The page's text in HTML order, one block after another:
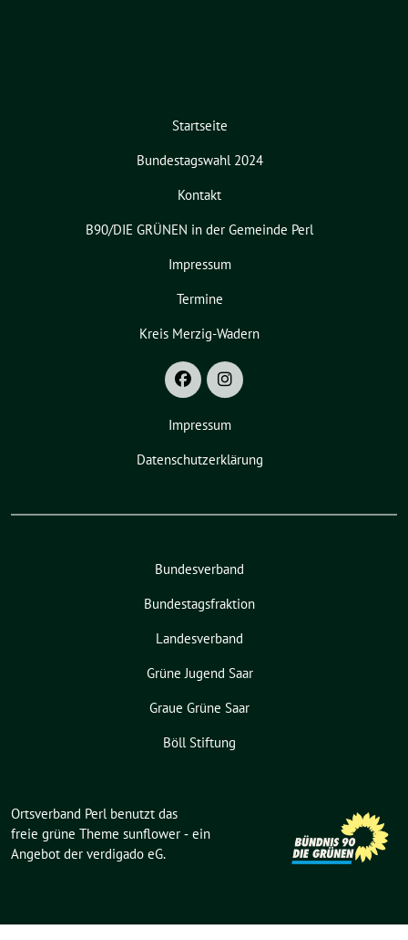
Startseite
Bundestagswahl 2024
Kontakt
B90/DIE GRÜNEN in der Gemeinde Perl
Impressum
Termine
Kreis Merzig-Wadern
Impressum
Datenschutzerklärung
Bundesverband
Bundestagsfraktion
Landesverband
Grüne Jugend Saar
Graue Grüne Saar
Böll Stiftung
Ortsverband Perl benutzt das
freie grüne Theme sunflower ‐ ein
Angebot der verdigado eG.